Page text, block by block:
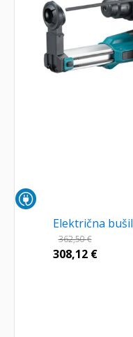
Električna
362,50€
308,12 €